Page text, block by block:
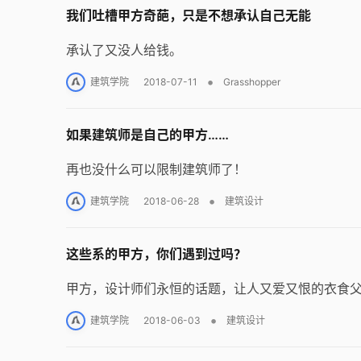
我们吐槽甲方奇葩，只是不想承认自己无能
承认了又没人给钱。
建筑学院 2018-07-11 • Grasshopper
如果建筑师是自己的甲方……
再也没什么可以限制建筑师了！
建筑学院 2018-06-28 • 建筑设计
这些系的甲方，你们遇到过吗？
甲方，设计师们永恒的话题，让人又爱又恨的衣食
建筑学院 2018-06-03 • 建筑设计